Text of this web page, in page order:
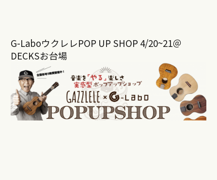
G-LaboウクレレPOP UP SHOP 4/20~21＠
DECKSお台場